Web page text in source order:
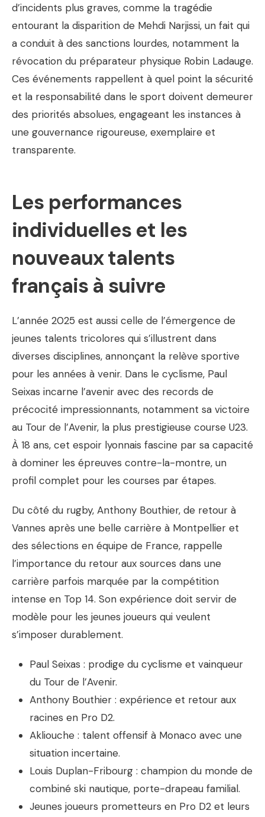
d’incidents plus graves, comme la tragédie
entourant la disparition de Mehdi Narjissi, un fait qui
a conduit à des sanctions lourdes, notamment la
révocation du préparateur physique Robin Ladauge.
Ces événements rappellent à quel point la sécurité
et la responsabilité dans le sport doivent demeurer
des priorités absolues, engageant les instances à
une gouvernance rigoureuse, exemplaire et
transparente.
Les performances
individuelles et les
nouveaux talents
français à suivre
L’année 2025 est aussi celle de l’émergence de
jeunes talents tricolores qui s’illustrent dans
diverses disciplines, annonçant la relève sportive
pour les années à venir. Dans le cyclisme, Paul
Seixas incarne l’avenir avec des records de
précocité impressionnants, notamment sa victoire
au Tour de l’Avenir, la plus prestigieuse course U23.
À 18 ans, cet espoir lyonnais fascine par sa capacité
à dominer les épreuves contre-la-montre, un
profil complet pour les courses par étapes.
Du côté du rugby, Anthony Bouthier, de retour à
Vannes après une belle carrière à Montpellier et
des sélections en équipe de France, rappelle
l’importance du retour aux sources dans une
carrière parfois marquée par la compétition
intense en Top 14. Son expérience doit servir de
modèle pour les jeunes joueurs qui veulent
s’imposer durablement.
Paul Seixas : prodige du cyclisme et vainqueur
du Tour de l’Avenir.
Anthony Bouthier : expérience et retour aux
racines en Pro D2.
Akliouche : talent offensif à Monaco avec une
situation incertaine.
Louis Duplan-Fribourg : champion du monde de
combiné ski nautique, porte-drapeau familial.
Jeunes joueurs prometteurs en Pro D2 et leurs